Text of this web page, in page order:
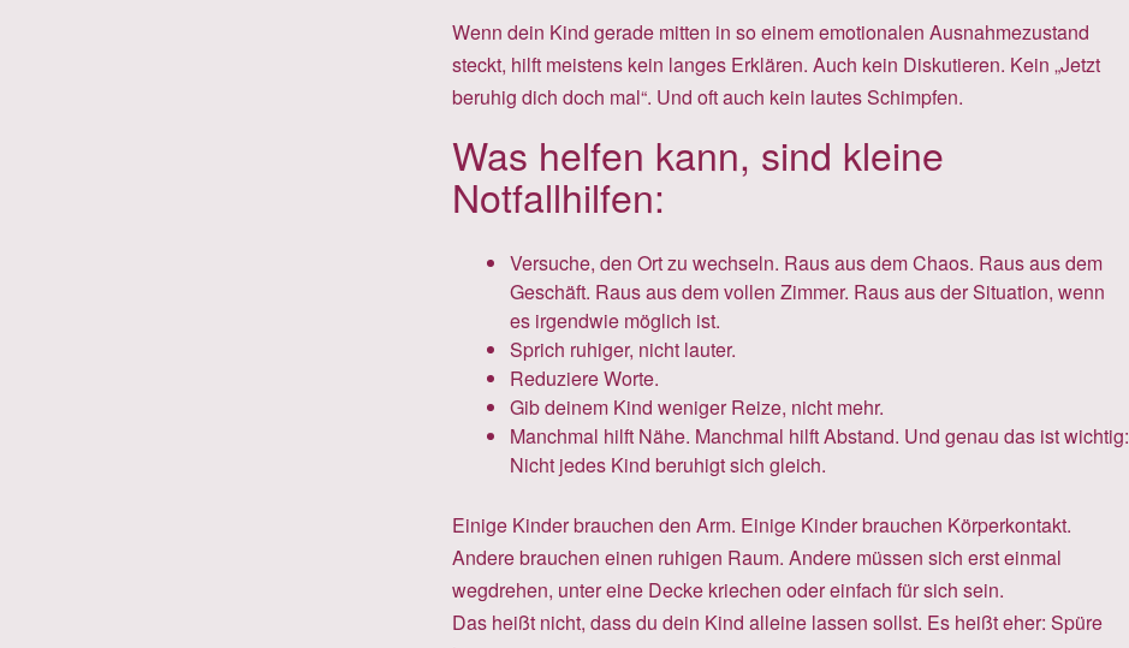
Wenn dein Kind gerade mitten in so einem emotionalen Ausnahmezustand
steckt, hilft meistens kein langes Erklären. Auch kein Diskutieren. Kein „Jetzt
beruhig dich doch mal“. Und oft auch kein lautes Schimpfen.
Was helfen kann, sind kleine
Notfallhilfen:
Versuche, den Ort zu wechseln. Raus aus dem Chaos. Raus aus dem
Geschäft. Raus aus dem vollen Zimmer. Raus aus der Situation, wenn
es irgendwie möglich ist.
Sprich ruhiger, nicht lauter.
Reduziere Worte.
Gib deinem Kind weniger Reize, nicht mehr.
Manchmal hilft Nähe. Manchmal hilft Abstand. Und genau das ist wichtig:
Nicht jedes Kind beruhigt sich gleich.
Einige Kinder brauchen den Arm. Einige Kinder brauchen Körperkontakt.
Andere brauchen einen ruhigen Raum. Andere müssen sich erst einmal
wegdrehen, unter eine Decke kriechen oder einfach für sich sein.
Das heißt nicht, dass du dein Kind alleine lassen sollst. Es heißt eher: Spüre